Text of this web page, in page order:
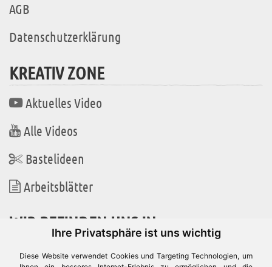
Ihre Privatsphäre ist uns wichtig
Diese Website verwendet Cookies und Targeting Technologien, um
AGB
Datenschutzerklärung
KREATIV ZONE
Aktuelles Video
Alle Videos
Bastelideen
Arbeitsblätter
WIR BEFINDEN UNS IN